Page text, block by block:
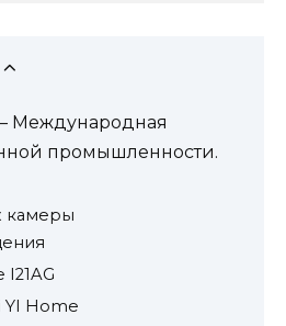
Международная
промышленности.
камеры
I21AG
YI Home